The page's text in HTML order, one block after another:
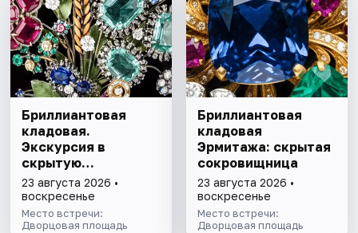
Бриллиантовая
кладовая.
Экскурсия в
скрытую
сокровищницу
Эрмитажа с
билетом в музей
23 августа 2026 •
воскресенье
Место встречи:
Дворцовая площадь
Бриллиантовая
кладовая
Эрмитажа: скрытая
сокровищница
23 августа 2026 •
воскресенье
Место встречи:
Дворцовая площадь